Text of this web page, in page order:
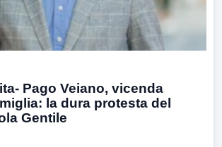
Pago Veiano, vicenda
la dura protesta del
Gentile